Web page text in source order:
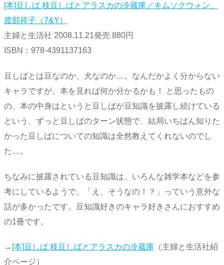
[本]豆しば 枝豆しばとアラスカの冷蔵庫／キムソクウォン、
渡部祥子（7&Y）
主婦と生活社 2008.11.21発売 880円
ISBN：978-4391137163
豆しばとは豆なのか、犬なのか…。なんだかよく分からない
キャラですが、本を見れば何か分かるかも！ と思ったもの
の、本の中身はというと豆しばが豆知識を披露し続けている
という、ずっと豆しばのターン状態で、結局いちばん知りた
かった豆しばについての知識は全然教えてくれないのでし
た…。
ちなみに披露されている豆知識は、いろんな雑学本などを参
考にしているようで、「え、そうなの！？」っていう意外な
話が多かったです。豆知識好きのキャラ好きさんにおすすめ
の1冊です。
→ [本]豆しば 枝豆しばとアラスカの冷蔵庫 （主婦と生活社紹
介ページ）